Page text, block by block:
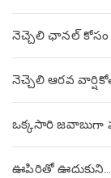
నెచ్చెలి ఛానల్
నెచ్చెలి ఆరవ
ఒక్కసారి జవాబుగా
ఊపిరితో